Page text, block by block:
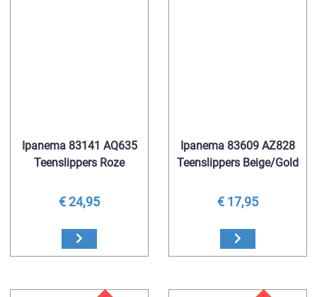
Ipanema 83141 AQ635
Teenslippers Roze
€ 24,95
Ipanema 83609 AZ828
Teenslippers Beige/Gold
€ 17,95